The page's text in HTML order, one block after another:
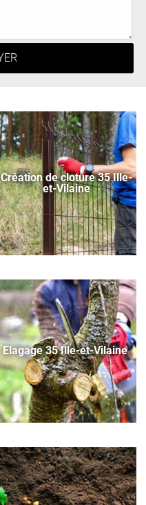
Création de cloture 35 Ille-
et-Vilaine
Elagage 35 Ille-et-Vilaine